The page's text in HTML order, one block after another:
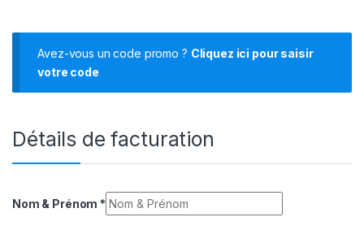
Avez-vous un code promo ? Cliquez ici pour saisir
votre code
Détails de facturation
Nom & Prénom *